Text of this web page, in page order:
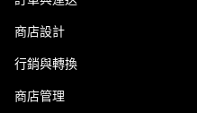
商店設計
行銷與轉換
商店管理